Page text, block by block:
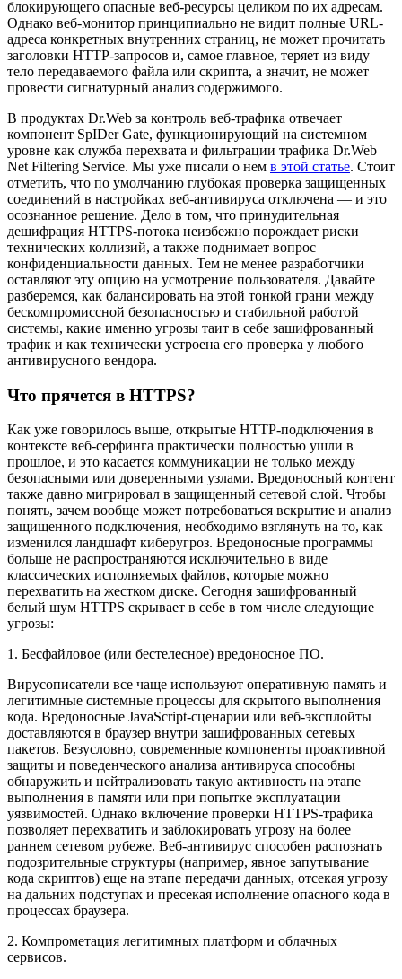
блокирующего опасные веб-ресурсы целиком по их адресам.
Однако веб-монитор принципиально не видит полные URL-
адреса конкретных внутренних страниц, не может прочитать
заголовки HTTP-запросов и, самое главное, теряет из виду
тело передаваемого файла или скрипта, а значит, не может
провести сигнатурный анализ содержимого.
В продуктах Dr.Web за контроль веб-трафика отвечает
компонент SpIDer Gate, функционирующий на системном
уровне как служба перехвата и фильтрации трафика Dr.Web
Net Filtering Service. Мы уже писали о нем в этой статье. Стоит
отметить, что по умолчанию глубокая проверка защищенных
соединений в настройках веб-антивируса отключена — и это
осознанное решение. Дело в том, что принудительная
дешифрация HTTPS-потока неизбежно порождает риски
технических коллизий, а также поднимает вопрос
конфиденциальности данных. Тем не менее разработчики
оставляют эту опцию на усмотрение пользователя. Давайте
разберемся, как балансировать на этой тонкой грани между
бескомпромиссной безопасностью и стабильной работой
системы, какие именно угрозы таит в себе зашифрованный
трафик и как технически устроена его проверка у любого
антивирусного вендора.
Что прячется в HTTPS?
Как уже говорилось выше, открытые HTTP-подключения в
контексте веб-серфинга практически полностью ушли в
прошлое, и это касается коммуникации не только между
безопасными или доверенными узлами. Вредоносный контент
также давно мигрировал в защищенный сетевой слой. Чтобы
понять, зачем вообще может потребоваться вскрытие и анализ
защищенного подключения, необходимо взглянуть на то, как
изменился ландшафт киберугроз. Вредоносные программы
больше не распространяются исключительно в виде
классических исполняемых файлов, которые можно
перехватить на жестком диске. Сегодня зашифрованный
белый шум HTTPS скрывает в себе в том числе следующие
угрозы:
1. Бесфайловое (или бестелесное) вредоносное ПО.
Вирусописатели все чаще используют оперативную память и
легитимные системные процессы для скрытого выполнения
кода. Вредоносные JavaScript-сценарии или веб-эксплойты
доставляются в браузер внутри зашифрованных сетевых
пакетов. Безусловно, современные компоненты проактивной
защиты и поведенческого анализа антивируса способны
обнаружить и нейтрализовать такую активность на этапе
выполнения в памяти или при попытке эксплуатации
уязвимостей. Однако включение проверки HTTPS-трафика
позволяет перехватить и заблокировать угрозу на более
раннем сетевом рубеже. Веб-антивирус способен распознать
подозрительные структуры (например, явное запутывание
кода скриптов) еще на этапе передачи данных, отсекая угрозу
на дальних подступах и пресекая исполнение опасного кода в
процессах браузера.
2. Компрометация легитимных платформ и облачных
сервисов.